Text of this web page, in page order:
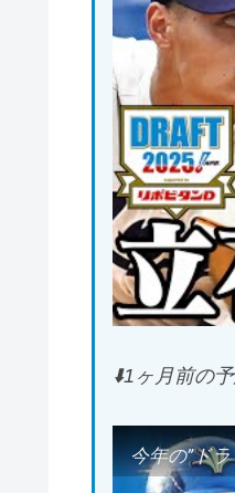
⬇️1ヶ月前の
今年の”ド